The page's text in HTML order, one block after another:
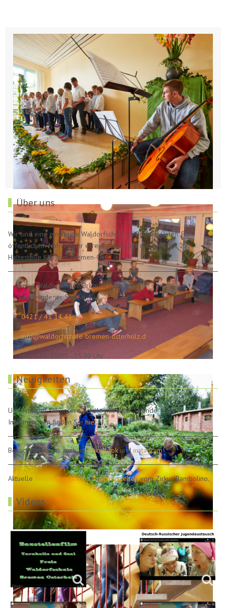
Über uns
Wir sind eine einzügige Waldorfschule im Bremer Osten. Per
öffentlichem Nahverkehr erreichen Sie uns mit der Linie 25,
Haltestelle Klinikum Bremen-Ost.
Freie Waldorfschule Bremen Osterholz
Graubündener Straße 4
0421 / 41 14 41
info@waldorfschule-bremen-osterholz.d
Mo bis Fr: 10.00 - 13.00 Uhr
Neuigkeiten
Unterstützen Sie unsere Schule mit einer Spende. Mehr
Informationen finden Siehier.
Besuchen Sie uns auch auffacebookundinstagram!
Aktuelle Informationen und Trainingszeitenvom Zirkus Bambolino.
Videos